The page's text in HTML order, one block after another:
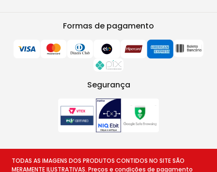
Formas de pagamento
Segurança
TODAS AS IMAGENS DOS PRODUTOS CONTIDOS NO SITE SÃO
MERAMENTE ILUSTRATIVAS. Preços e condições de pagamento